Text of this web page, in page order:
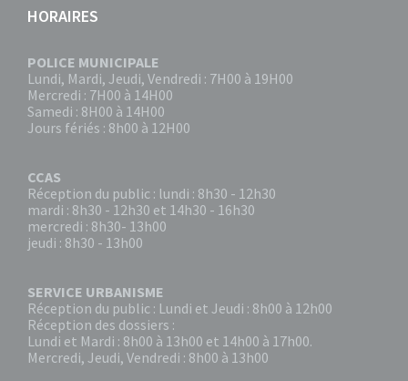
HORAIRES
POLICE MUNICIPALE
Lundi, Mardi, Jeudi, Vendredi : 7H00 à 19H00
Mercredi : 7H00 à 14H00
Samedi : 8H00 à 14H00
Jours fériés : 8h00 à 12H00
CCAS
Réception du public : lundi : 8h30 - 12h30
mardi : 8h30 - 12h30 et 14h30 - 16h30
mercredi : 8h30- 13h00
jeudi : 8h30 - 13h00
SERVICE URBANISME
Réception du public : Lundi et Jeudi : 8h00 à 12h00
Réception des dossiers :
Lundi et Mardi : 8h00 à 13h00 et 14h00 à 17h00.
Mercredi, Jeudi, Vendredi : 8h00 à 13h00